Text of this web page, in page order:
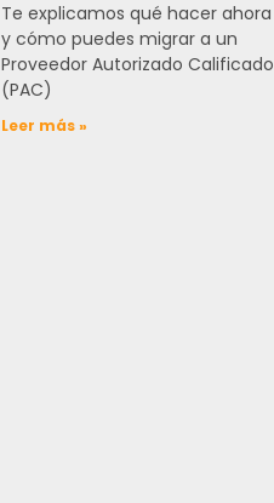
Te explicamos qué hacer ahora
y cómo puedes migrar a un
Proveedor Autorizado Calificado
(PAC)
Leer más »